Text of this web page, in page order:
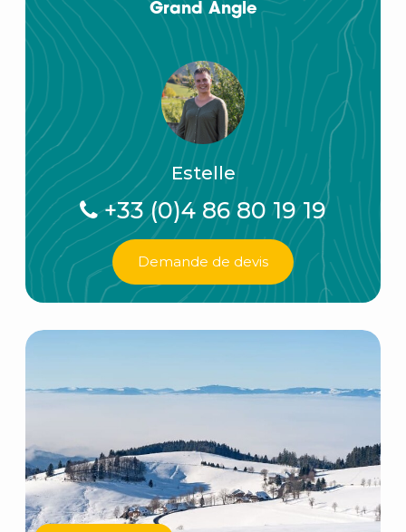
Grand Angle
Estelle
+33 (0)4 86 80 19 19
Demande de devis